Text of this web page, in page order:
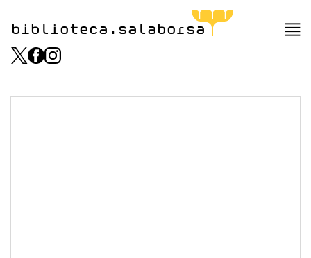
biblioteca.salaborsa